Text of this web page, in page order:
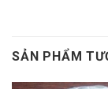
SẢN PHẨM